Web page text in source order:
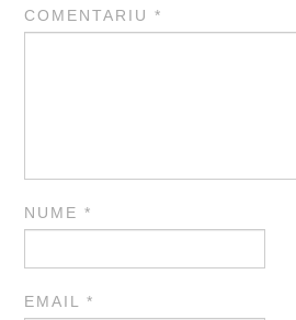
COMENTARIU*
NUME*
EMAIL*